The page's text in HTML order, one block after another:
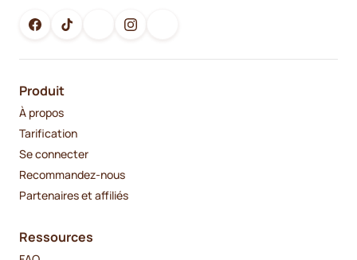
Produit
À propos
Tarification
Se connecter
Recommandez-nous
Partenaires et affiliés
Ressources